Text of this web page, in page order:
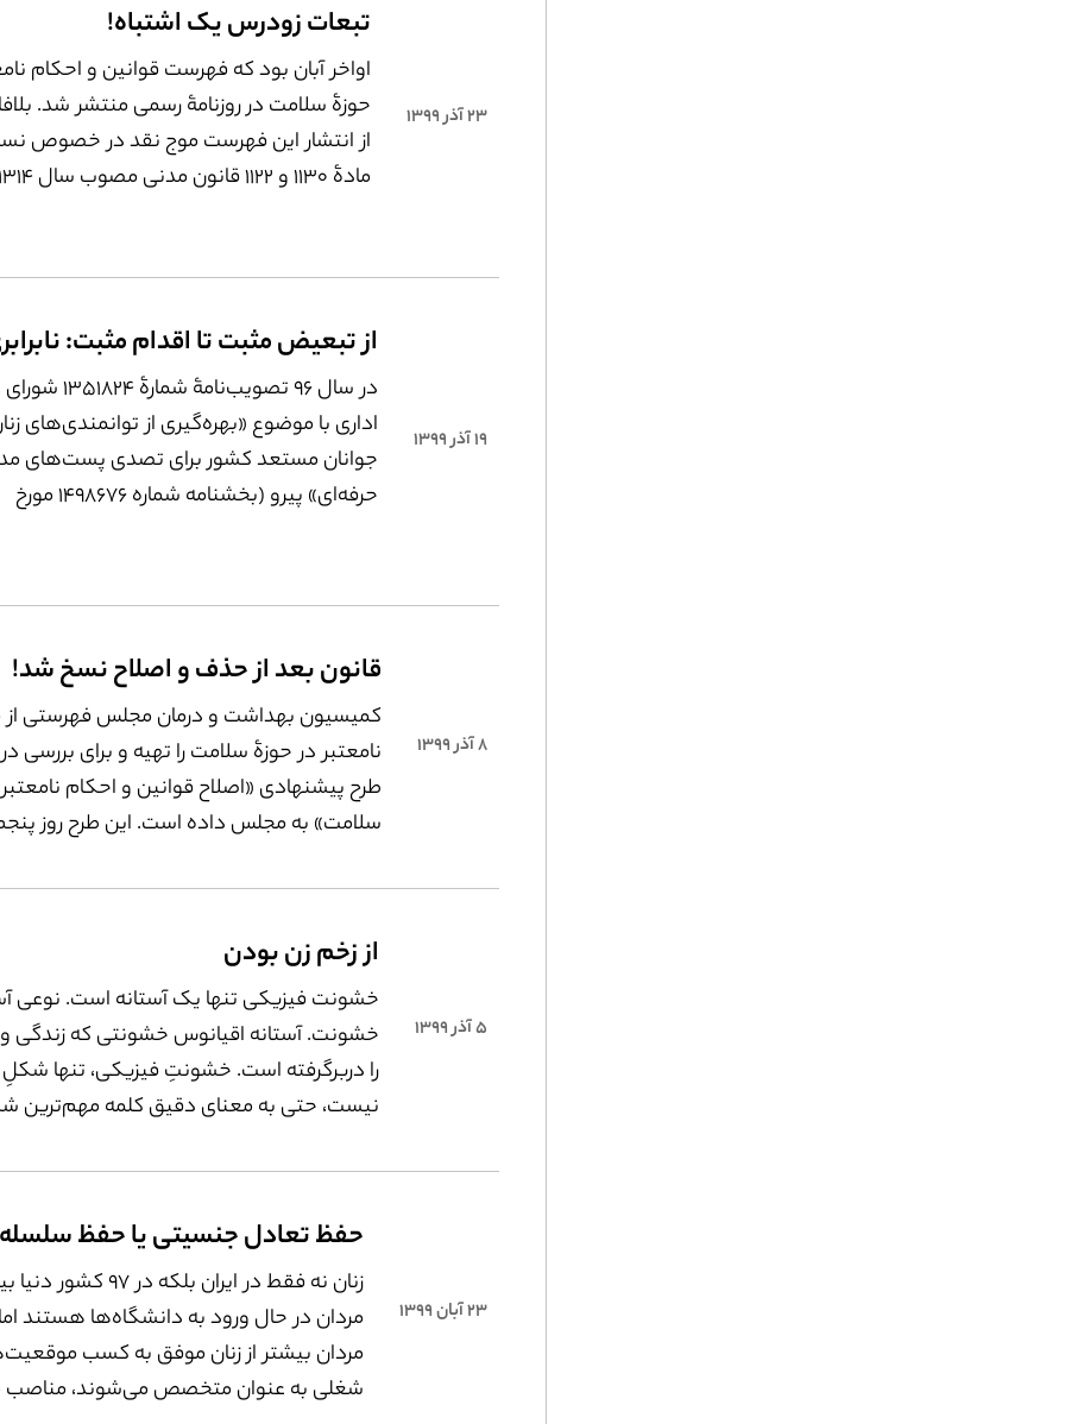
۲۳ آذر ۱۳۹۹
تبعات زودرس یک اشتباه!
اواخر آبان بود که فهرست قوانین و احکام
حوزۀ سلامت در روزنامۀ رسمی منتشر شد.
از انتشار این فهرست موج نقد در خصوص
قانونی ـ جنسیتی علیه زنان باشد، با نسخ دو
منسوخ شده اما مهم دربارۀ طلاق مبتنی بر
و فسخ نکاح، اقدامی تکراری انجام داده
مورد اعتراض عده‌ای واقع شد مبنی بر اینکه
خاصی نیفتاده است، اما با فاصله‌ای اندک
که این اقدام پیامدهایی هم به همراه
دامن‌گیر زنانِ در شرف طلاق شده است.
۱۹ آذر ۱۳۹۹
در سال ۹۶ تصویب‌نامۀ
اداری با موضوع «بهره‌گیری از توانمندی‌های
جوانان مستعد کشور برای تصدی پست‌های
حرفه‌ای» پیرو (بخشنامه شماره ۱۴۹۸۶۷۶ مورخ
تلاش بود میزان مشارکت زنان در پست‌های
دیوان عدالت اداری واکنش‌های فراوانی در پی
در جای خود می‌تواند موضوع بررسی‌های
تحقیقی قرار بگیرد.
۸ آذر ۱۳۹۹
قانون بعد از حذف و اصلاح‌ نسخ شد!
کمیسیون بهداشت و درمان مجلس فهرستی از
نامعتبر در حوزۀ سلامت را تهیه و برای بررسی
طرح پیشنهادی «اصلاح قوانین و احکام
سلامت» به مجلس داده است. این طرح روز پنجم
بدون رأی مخالف و تصویب شد. در این فهرست
در قوانین مختلف از جمله قانون مدنی، قانون
که در حوزۀ سلامت نامعتبر شناخته‌اند حذف
۵ آذر ۱۳۹۹
از زخم زن بودن
خشونت فیزیکی تنها یک آستانه است. نوعی
خشونت. آستانه اقیانوس خشونتی که زندگی
را دربرگرفته است. خشونتِ فیزیکی، تنها
نیست، حتی به ­معنای دقیق کلمه مهم‌ترین
خشونتی نمی‌بیند. حال آنکه خشونت
است که در آن سیلانِ نرمِ امواجِ خشونت که
دایمی در جریان‌اند به آستانه‌ای مطلق می‌رسد.
۲۳ آبان ۱۳۹۹
زنان نه فقط در ایران بلکه در ۹۷
مردان در حال ورود به دانشگاه‌ها هستند
مردان بیشتر از زنان موفق به کسب
شغلی به عنوان متخصص می‌شوند، مناصب